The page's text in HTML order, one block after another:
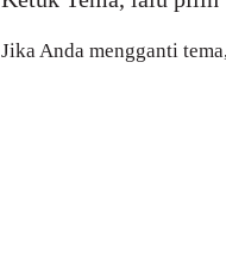
Jika Anda mengganti